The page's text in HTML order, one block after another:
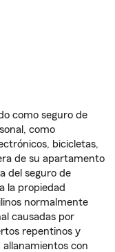
como seguro de
como
bicicletas,
de su apartamento
del seguro de
la propiedad
normalmente
causadas por
repentinos y
allanamientos con